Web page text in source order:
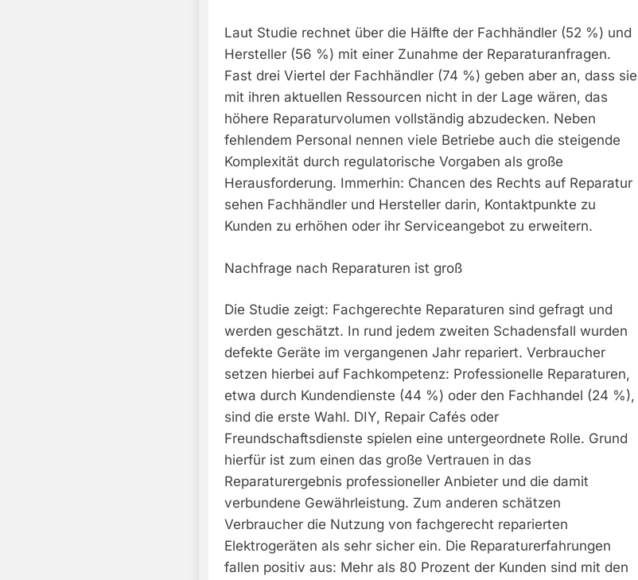
Laut Studie rechnet über die Hälfte der Fachhändler (52 %) und
Hersteller (56 %) mit einer Zunahme der Reparaturanfragen.
Fast drei Viertel der Fachhändler (74 %) geben aber an, dass sie
mit ihren aktuellen Ressourcen nicht in der Lage wären, das
höhere Reparaturvolumen vollständig abzudecken. Neben
fehlendem Personal nennen viele Betriebe auch die steigende
Komplexität durch regulatorische Vorgaben als große
Herausforderung. Immerhin: Chancen des Rechts auf Reparatur
sehen Fachhändler und Hersteller darin, Kontaktpunkte zu
Kunden zu erhöhen oder ihr Serviceangebot zu erweitern.
Nachfrage nach Reparaturen ist groß
Die Studie zeigt: Fachgerechte Reparaturen sind gefragt und
werden geschätzt. In rund jedem zweiten Schadensfall wurden
defekte Geräte im vergangenen Jahr repariert. Verbraucher
setzen hierbei auf Fachkompetenz: Professionelle Reparaturen,
etwa durch Kundendienste (44 %) oder den Fachhandel (24 %),
sind die erste Wahl. DIY, Repair Cafés oder
Freundschaftsdienste spielen eine untergeordnete Rolle. Grund
hierfür ist zum einen das große Vertrauen in das
Reparaturergebnis professioneller Anbieter und die damit
verbundene Gewährleistung. Zum anderen schätzen
Verbraucher die Nutzung von fachgerecht reparierten
Elektrogeräten als sehr sicher ein. Die Reparaturerfahrungen
fallen positiv aus: Mehr als 80 Prozent der Kunden sind mit den